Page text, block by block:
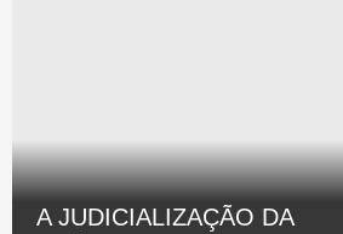
A JUDICIALIZAÇÃO DA